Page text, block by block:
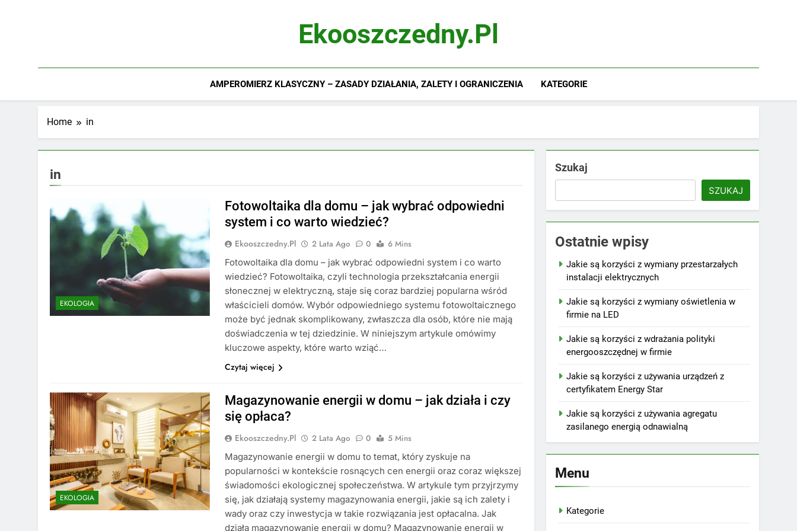
Ekooszczedny.pl
AMPEROMIERZ KLASYCZNY – ZASADY DZIAŁANIA, ZALETY I OGRANICZENIA KATEGORIE
Home in
in
EKOLOGIA
Fotowoltaika dla domu – jak wybrać odpowiedni
system i co warto wiedzieć?
Ekooszczedny.pl 2 Lata Ago 0
6 Mins
Fotowoltaika dla domu – jak wybrać odpowiedni system i co warto
wiedzieć? Fotowoltaika, czyli technologia przekształcania energii
słonecznej w elektryczną, staje się coraz bardziej popularna wśród
właścicieli domów. Wybór odpowiedniego systemu fotowoltaicznego
może być jednak skomplikowany, zwłaszcza dla osób, które nie mają
doświadczenia w tej dziedzinie. W niniejszym artykule omówimy
kluczowe aspekty, które warto wziąć…
Czytaj więcej
EKOLOGIA
Magazynowanie energii w domu – jak działa i czy
się opłaca?
Ekooszczedny.pl 2 Lata Ago 0
5 Mins
Magazynowanie energii w domu to temat, który zyskuje na
popularności w kontekście rosnących cen energii oraz coraz większej
świadomości ekologicznej społeczeństwa. W artykule tym przyjrzymy
się, jak działają systemy magazynowania energii, jakie są ich zalety i
wady oraz czy inwestycja w takie rozwiązania jest opłacalna. Jak
działa magazynowanie energii w domu? Magazynowanie energii w
Szukaj
SZUKAJ
Ostatnie wpisy
Jakie są korzyści z wymiany przestarzałych
instalacji elektrycznych
Jakie są korzyści z wymiany oświetlenia w
firmie na LED
Jakie są korzyści z wdrażania polityki
energooszczędnej w firmie
Jakie są korzyści z używania urządzeń z
certyfikatem Energy Star
Jakie są korzyści z używania agregatu
zasilanego energią odnawialną
Menu
Kategorie